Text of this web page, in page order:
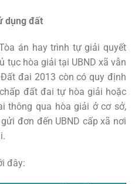
dụng đất
án hay trình tự giải quyết
tục hòa giải tại UBND xã vẫn
đai 2013 còn có quy định
đất đai tự hòa giải hoặc
thông qua hòa giải ở cơ sở,
đơn đến UBND cấp xã nơi
đây: